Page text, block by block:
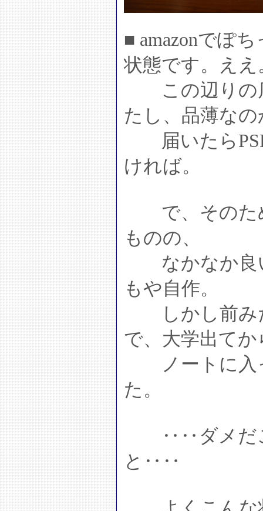
■ amazonでぽ
状態です。ええ
この辺りの
たし、品薄な
届いたらPSP
ければ。
で、そのため
ものの、
なかなか良い
もや自作。
しかし前み
で、大学出て
ノートに入
た。
‥‥ダメだこ
と‥‥